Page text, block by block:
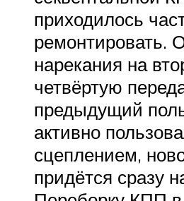
приходилось
ремонтировать.
нарекания на
четвёртую
предыдущий
активно
сцеплением,
придётся сразу